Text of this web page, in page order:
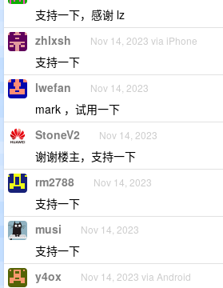
支持一下，感谢 lz
zhlxsh Nov 14, 2023 via iPhone
支持一下
lwefan Nov 14, 2023
mark ，试用一下
StoneV2 Nov 14, 2023
谢谢楼主，支持一下
rm2788 Nov 14, 2023
支持一下
musi Nov 14, 2023
支持一下
y4ox Nov 14, 2023 via Android